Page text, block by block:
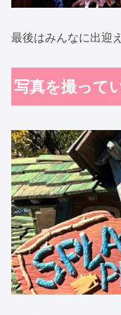
最後はみんなに出迎
写真を撮って